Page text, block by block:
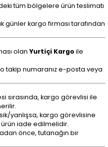
tüm bölgelere ürün teslimatı
kargo firması tarafından
olan Yurtiçi Kargoile
takip numaranız e-posta veya
sırasında, kargo görevlisi ile
yanlışsa, kargo görevlisine
ürün iade edilmelidir.
önce, tutanağın bir